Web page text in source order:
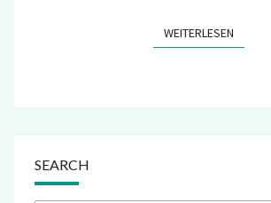
WEITERLESEN
SEARCH